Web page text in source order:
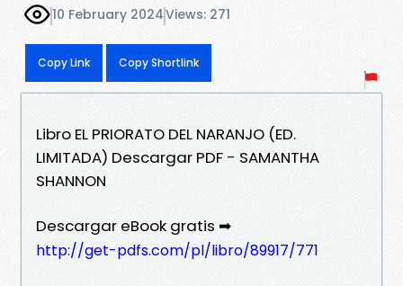
10 February 2024Views: 271
Copy Link Copy Shortlink
Libro EL PRIORATO DEL NARANJO (ED.
LIMITADA) Descargar PDF - SAMANTHA
SHANNON
Descargar eBook gratis ➡
http://get-pdfs.com/pl/libro/89917/771